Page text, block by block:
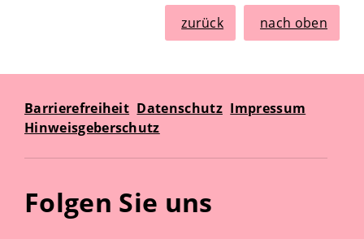
zurück nach oben
Barrierefreiheit Datenschutz Impressum
Hinweisgeberschutz
Folgen Sie uns